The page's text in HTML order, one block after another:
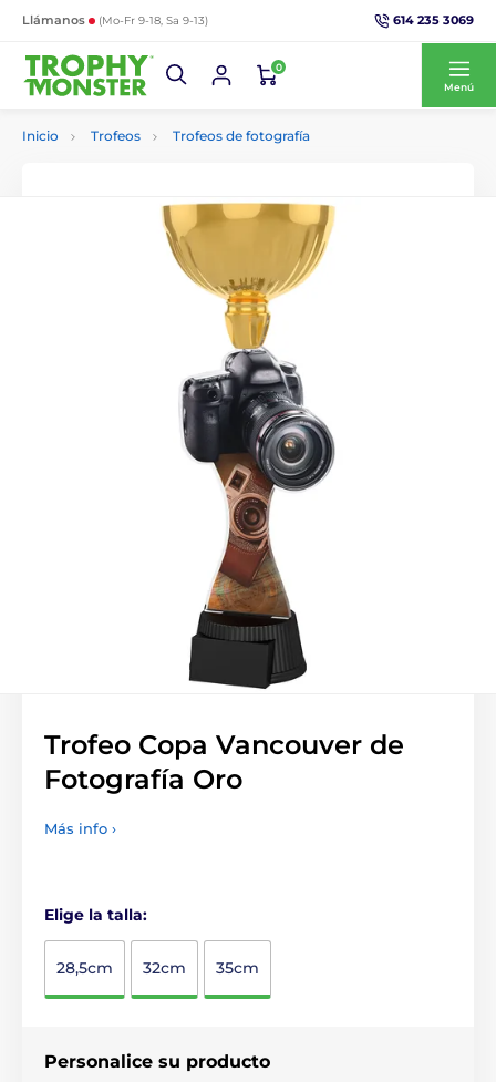
Llámanos (Mo-Fr 9-18, Sa 9-13) 614 235 3069
0
Menú
Inicio Trofeos Trofeos de fotografía
Trofeo Copa Vancouver de
Fotografía Oro
Más info ›
Elige la talla:
28,5cm 32cm 35cm
Personalice su producto